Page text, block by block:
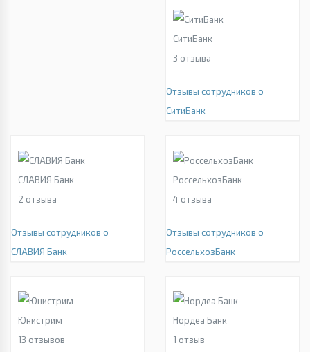
СитиБанк
3 отзыва
Отзывы сотрудников о
СитиБанк
СЛАВИЯ Банк
2 отзыва
Отзывы сотрудников о
СЛАВИЯ Банк
РоссельхозБанк
4 отзыва
Отзывы сотрудников о
РоссельхозБанк
Юнистрим
13 отзывов
Нордеа Банк
1 отзыв